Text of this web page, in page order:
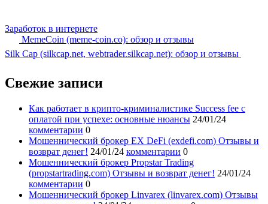
Заработок в интернете
MemeCoin (meme-coin.co): обзор и отзывы
Silk Cap (silkcap.net, webtrader.silkcap.net): обзор и отзывы
Свежие записи
Как работает в крипто-криминалистике Success fee с
оплатой при успехе: основные нюансы 24/01/24
комментарии 0
Мошеннический брокер EX DeFi (exdefi.com) Отзывы и
возврат денег! 24/01/24 комментарии 0
Мошеннический брокер Propstar Trading
(propstartrading.com) Отзывы и возврат денег! 24/01/24
комментарии 0
Мошеннический брокер Linvarex (linvarex.com) Отзывы